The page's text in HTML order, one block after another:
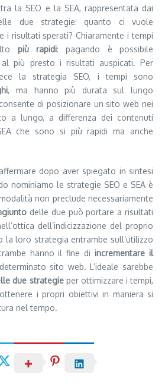
la SEO e la SEA, rappresentata dai
due strategie: quanto ci vuole
i risultati sperati? Chiaramente i tempi
più rapidi: pagando è possibile
al più presto i risultati auspicati. Per
la strategia SEO, i tempi sono
, ma hanno più durata sul lungo
di posizionare un sito web nei
a lungo, a differenza dei contenuti
che sono si più rapidi ma anche
dopo aver spiegato in sintesi
nominiamo le strategie SEO e SEA è
non preclude necessariamente
delle due può portare a risultati
dell’indicizzazione del proprio
la loro strategia entrambe sull’utilizzo
hanno il fine diincrementare il
sito web. L’ideale sarebbe
due strategieper ottimizzare i tempi,
i propri obiettivi in maniera si
nel tempo.